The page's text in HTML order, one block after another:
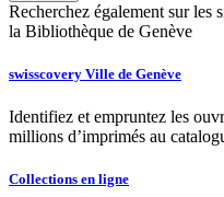
Recherchez également sur les
la Bibliothèque de Genève
swisscovery Ville de Genève
Identifiez et empruntez les
millions d’imprimés au
Collections en ligne